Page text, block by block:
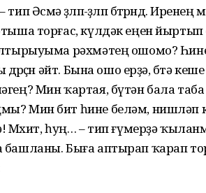
Әсмә өҙөлөп-өҙөлөп бөтөрөндө.
торғас, күлдәк еңен йыртып
рәхмәтең ошомо?
дөрөҫөн әйт. Бына ошо ерҙә, бөтә
Мин ҡартая, бүтән бала
Мин бит һине беләм, нишләп
Мөхит, һуң… – тип ғүмерҙә
Быға аптырап ҡарап